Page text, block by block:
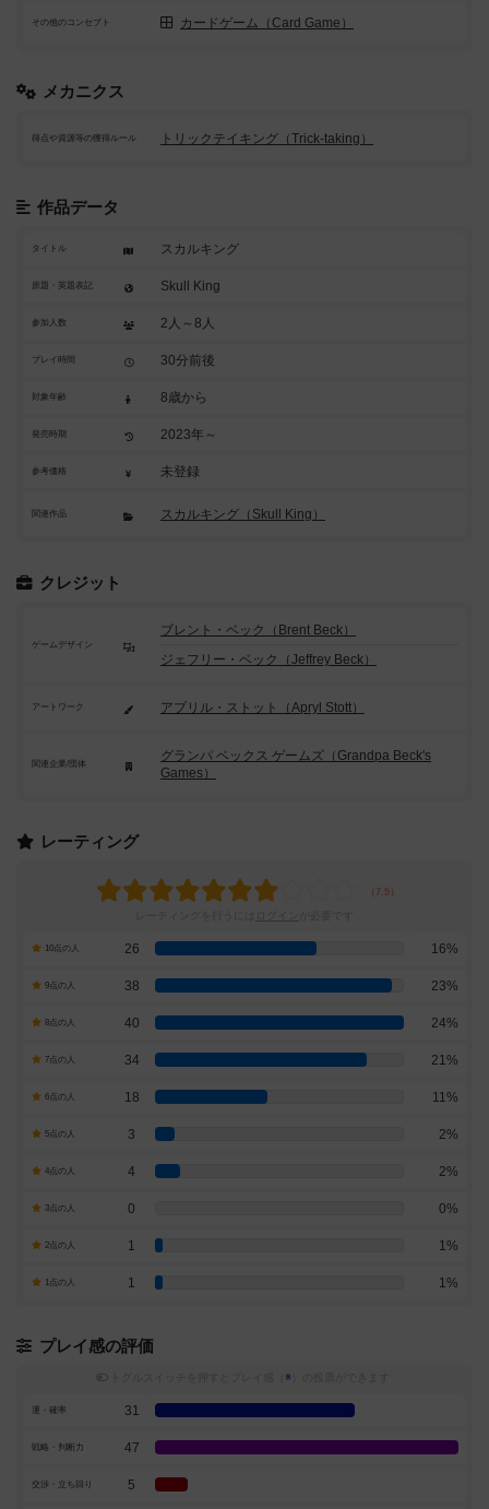
その他のコンセプト カードゲーム（Card Game）
メカニクス
得点や資源等の獲得ルール トリックテイキング（Trick-taking）
作品データ
タイトル スカルキング
原題・英題表記 Skull King
参加人数 2人～8人
プレイ時間 30分前後
対象年齢 8歳から
発売時期 2023年～
参考価格 未登録
関連作品 スカルキング（Skull King）
クレジット
ゲームデザイン
ブレント・ベック（Brent Beck）
ジェフリー・ベック（Jeffrey Beck）
アートワーク アプリル・ストット（Apryl Stott）
関連企業/団体
グランパ ベックス ゲームズ（Grandpa Beck's
Games）
レーティング
10点の人 26 16%
9点の人 38 23%
8点の人 40 24%
7点の人 34 21%
6点の人 18 11%
5点の人 3 2%
4点の人 4 2%
3点の人 0 0%
2点の人 1 1%
1点の人 1 1%
プレイ感の評価
※
運・確率 31
戦略・判断力 47
交渉・立ち回り 5